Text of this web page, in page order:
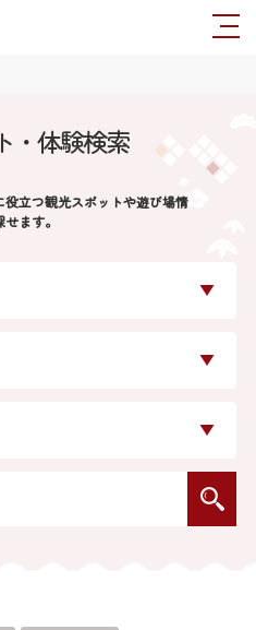
・体験検索
立つ観光スポットや遊び場情
ます。